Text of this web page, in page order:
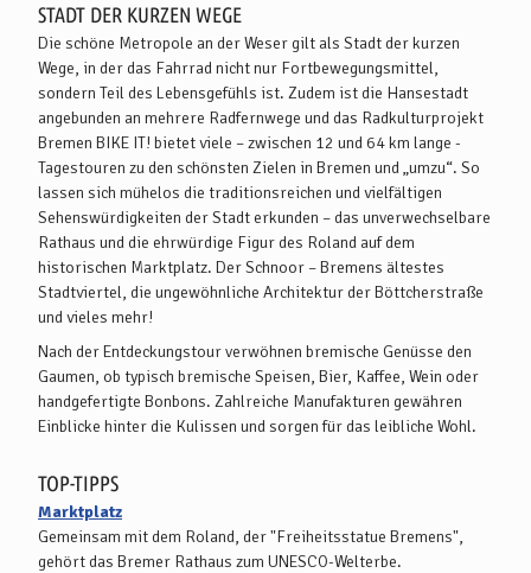
STADT DER KURZEN WEGE
Die schöne Metropole an der Weser gilt als Stadt der kurzen
Wege, in der das Fahrrad nicht nur Fortbewegungsmittel,
sondern Teil des Lebensgefühls ist. Zudem ist die Hansestadt
angebunden an mehrere Radfernwege und das Radkulturprojekt
Bremen BIKE IT! bietet viele – zwischen 12 und 64 km lange -
Tagestouren zu den schönsten Zielen in Bremen und „umzu“. So
lassen sich mühelos die traditionsreichen und vielfältigen
Sehenswürdigkeiten der Stadt erkunden – das unverwechselbare
Rathaus und die ehrwürdige Figur des Roland auf dem
historischen Marktplatz. Der Schnoor – Bremens ältestes
Stadtviertel, die ungewöhnliche Architektur der Böttcherstraße
und vieles mehr!
Nach der Entdeckungstour verwöhnen bremische Genüsse den
Gaumen, ob typisch bremische Speisen, Bier, Kaffee, Wein oder
handgefertigte Bonbons. Zahlreiche Manufakturen gewähren
Einblicke hinter die Kulissen und sorgen für das leibliche Wohl.
TOP-TIPPS
Marktplatz
Gemeinsam mit dem Roland, der "Freiheitsstatue Bremens",
gehört das Bremer Rathaus zum UNESCO-Welterbe.